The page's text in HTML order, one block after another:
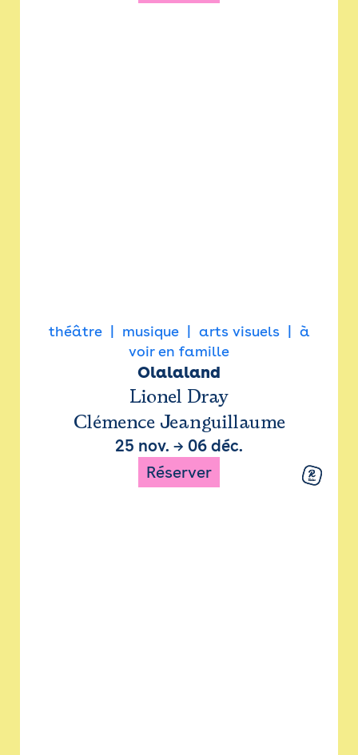
théâtre musique arts visuels
à
voir en famille
Olalaland
Lionel Dray
Clémence Jeanguillaume
25 nov. → 06 déc.
Réserver